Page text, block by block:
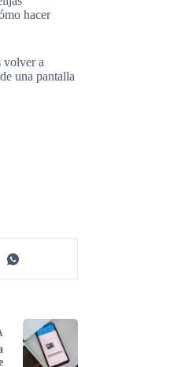
hacer
volver a
una pantalla